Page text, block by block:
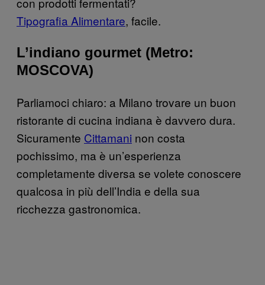
Tipografia Alimentare, facile.
L’indiano gourmet (Metro:
MOSCOVA)
Parliamoci chiaro: a Milano trovare un buon
ristorante di cucina indiana è davvero dura.
Sicuramente Cittamani non costa
pochissimo, ma è un’esperienza
completamente diversa se volete conoscere
qualcosa in più dell’India e della sua
ricchezza gastronomica.